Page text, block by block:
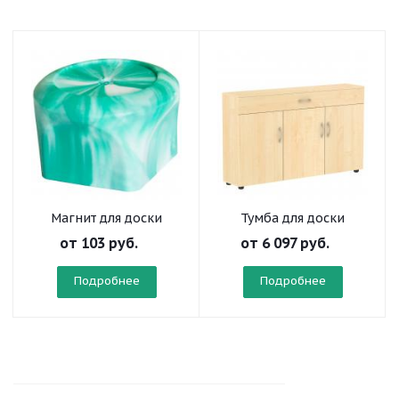
Магнит для доски
от 103 руб.
Подробнее
Тумба для доски
от 6 097 руб.
Подробнее